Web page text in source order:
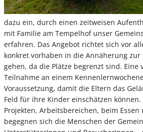
dazu ein, durch einen zeitweisen
mit Familie am Tempelhof unser
erfahren. Das Angebot richtet sich vor
konkret vorhaben in die Annäherung zur
gehen, da die Plätze begrenzt sind. Eine
Teilnahme an einem
Voraussetzung, damit die Eltern das
Feld für ihre Kinder einschätzen
Projekten, Arbeitsbereichen, beim
begegnen sich die Menschen der